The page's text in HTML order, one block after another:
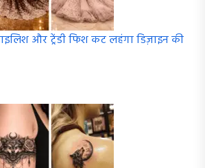
और ट्रेंडी फिश कट लहंगा डिज़ाइन की